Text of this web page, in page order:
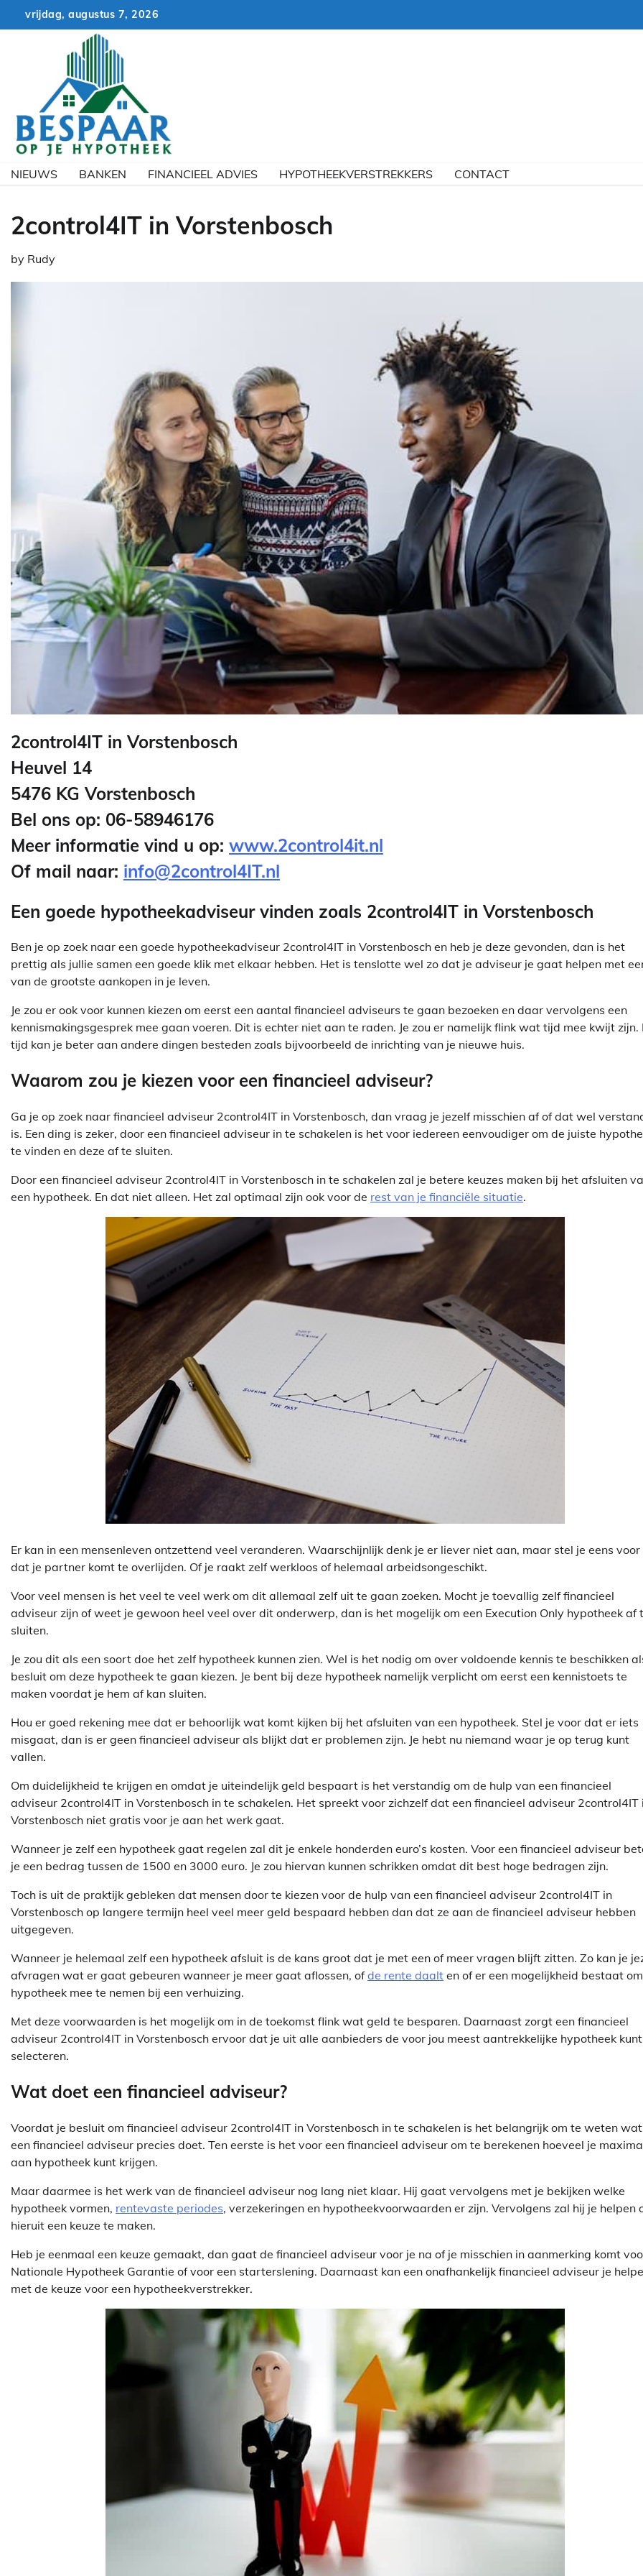
vrijdag, augustus 7, 2026
NIEUWS BANKEN FINANCIEEL ADVIES HYPOTHEEKVERSTREKKERS CONTACT
2control4IT in Vorstenbosch
by Rudy
2control4IT in Vorstenbosch
Heuvel 14
5476 KG Vorstenbosch
Bel ons op: 06-58946176
Meer informatie vind u op: www.2control4it.nl
Of mail naar: info@2control4IT.nl
Een goede hypotheekadviseur vinden zoals 2control4IT in Vorstenbosch
Ben je op zoek naar een goede hypotheekadviseur 2control4IT in Vorstenbosch en heb je deze gevonden, dan is het
prettig als jullie samen een goede klik met elkaar hebben. Het is tenslotte wel zo dat je adviseur je gaat helpen met
van de grootste aankopen in je leven.
Je zou er ook voor kunnen kiezen om eerst een aantal financieel adviseurs te gaan bezoeken en daar vervolgens een
kennismakingsgesprek mee gaan voeren. Dit is echter niet aan te raden. Je zou er namelijk flink wat tijd mee kwijt zijn.
tijd kan je beter aan andere dingen besteden zoals bijvoorbeeld de inrichting van je nieuwe huis.
Waarom zou je kiezen voor een financieel adviseur?
Ga je op zoek naar financieel adviseur 2control4IT in Vorstenbosch, dan vraag je jezelf misschien af of dat wel
is. Een ding is zeker, door een financieel adviseur in te schakelen is het voor iedereen eenvoudiger om de juiste
te vinden en deze af te sluiten.
Door een financieel adviseur 2control4IT in Vorstenbosch in te schakelen zal je betere keuzes maken bij het afsluiten
een hypotheek. En dat niet alleen. Het zal optimaal zijn ook voor de rest van je financiële situatie.
Er kan in een mensenleven ontzettend veel veranderen. Waarschijnlijk denk je er liever niet aan, maar stel je eens voor
dat je partner komt te overlijden. Of je raakt zelf werkloos of helemaal arbeidsongeschikt.
Voor veel mensen is het veel te veel werk om dit allemaal zelf uit te gaan zoeken. Mocht je toevallig zelf financieel
adviseur zijn of weet je gewoon heel veel over dit onderwerp, dan is het mogelijk om een Execution Only hypotheek af
sluiten.
Je zou dit als een soort doe het zelf hypotheek kunnen zien. Wel is het nodig om over voldoende kennis te beschikken
besluit om deze hypotheek te gaan kiezen. Je bent bij deze hypotheek namelijk verplicht om eerst een kennistoets te
maken voordat je hem af kan sluiten.
Hou er goed rekening mee dat er behoorlijk wat komt kijken bij het afsluiten van een hypotheek. Stel je voor dat er iets
misgaat, dan is er geen financieel adviseur als blijkt dat er problemen zijn. Je hebt nu niemand waar je op terug kunt
vallen.
Om duidelijkheid te krijgen en omdat je uiteindelijk geld bespaart is het verstandig om de hulp van een financieel
adviseur 2control4IT in Vorstenbosch in te schakelen. Het spreekt voor zichzelf dat een financieel adviseur 2control4IT
Vorstenbosch niet gratis voor je aan het werk gaat.
Wanneer je zelf een hypotheek gaat regelen zal dit je enkele honderden euro’s kosten. Voor een financieel adviseur
je een bedrag tussen de 1500 en 3000 euro. Je zou hiervan kunnen schrikken omdat dit best hoge bedragen zijn.
Toch is uit de praktijk gebleken dat mensen door te kiezen voor de hulp van een financieel adviseur 2control4IT in
Vorstenbosch op langere termijn heel veel meer geld bespaard hebben dan dat ze aan de financieel adviseur hebben
uitgegeven.
Wanneer je helemaal zelf een hypotheek afsluit is de kans groot dat je met een of meer vragen blijft zitten. Zo kan je
afvragen wat er gaat gebeuren wanneer je meer gaat aflossen, ofde rente daalt en of er een mogelijkheid bestaat
hypotheek mee te nemen bij een verhuizing.
Met deze voorwaarden is het mogelijk om in de toekomst flink wat geld te besparen. Daarnaast zorgt een financieel
adviseur 2control4IT in Vorstenbosch ervoor dat je uit alle aanbieders de voor jou meest aantrekkelijke hypotheek kunt
selecteren.
Wat doet een financieel adviseur?
Voordat je besluit om financieel adviseur 2control4IT in Vorstenbosch in te schakelen is het belangrijk om te weten wat
een financieel adviseur precies doet. Ten eerste is het voor een financieel adviseur om te berekenen hoeveel je
aan hypotheek kunt krijgen.
Maar daarmee is het werk van de financieel adviseur nog lang niet klaar. Hij gaat vervolgens met je bekijken welke
hypotheek vormen, rentevaste periodes, verzekeringen en hypotheekvoorwaarden er zijn. Vervolgens zal hij je helpen
hieruit een keuze te maken.
Heb je eenmaal een keuze gemaakt, dan gaat de financieel adviseur voor je na of je misschien in aanmerking komt
Nationale Hypotheek Garantie of voor een starterslening. Daarnaast kan een onafhankelijk financieel adviseur je
met de keuze voor een hypotheekverstrekker.